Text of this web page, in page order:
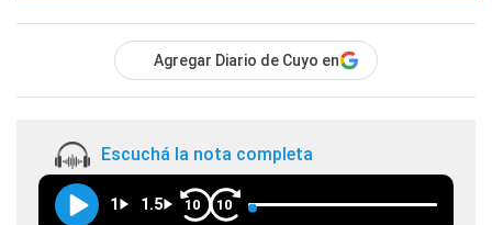
Agregar Diario de Cuyo en
Escuchá la nota completa
1 1.5 10 10